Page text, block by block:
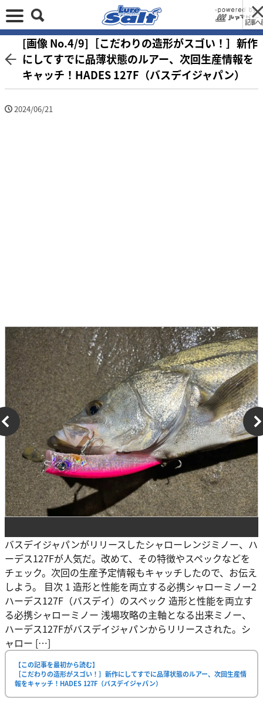
記事へ
[画像 No.4/9]［こだわりの造形がスゴい！］新作
にしてすでに品薄状態のルアー、次回生産情報を
キャッチ！HADES 127F（バスデイジャパン）
2024/06/21
バスデイジャパンがリリースしたシャローレンジミノー、ハ
ーデス127Fが人気だ。改めて、その特徴やスペックなどを
チェック。次回の生産予定情報もキャッチしたので、お伝え
しよう。 目次 1 造形と性能を両立する必携シャローミノー2
ハーデス127F（バスデイ）のスペック 造形と性能を両立す
る必携シャローミノー 浅場攻略の主軸となる出来ミノー、
ハーデス127Fがバスデイジャパンからリリースされた。シ
ャロー […]
【この記事を最初から読む】
［こだわりの造形がスゴい！］新作にしてすでに品薄状態のルアー、次回生産情
報をキャッチ！HADES 127F（バスデイジャパン）